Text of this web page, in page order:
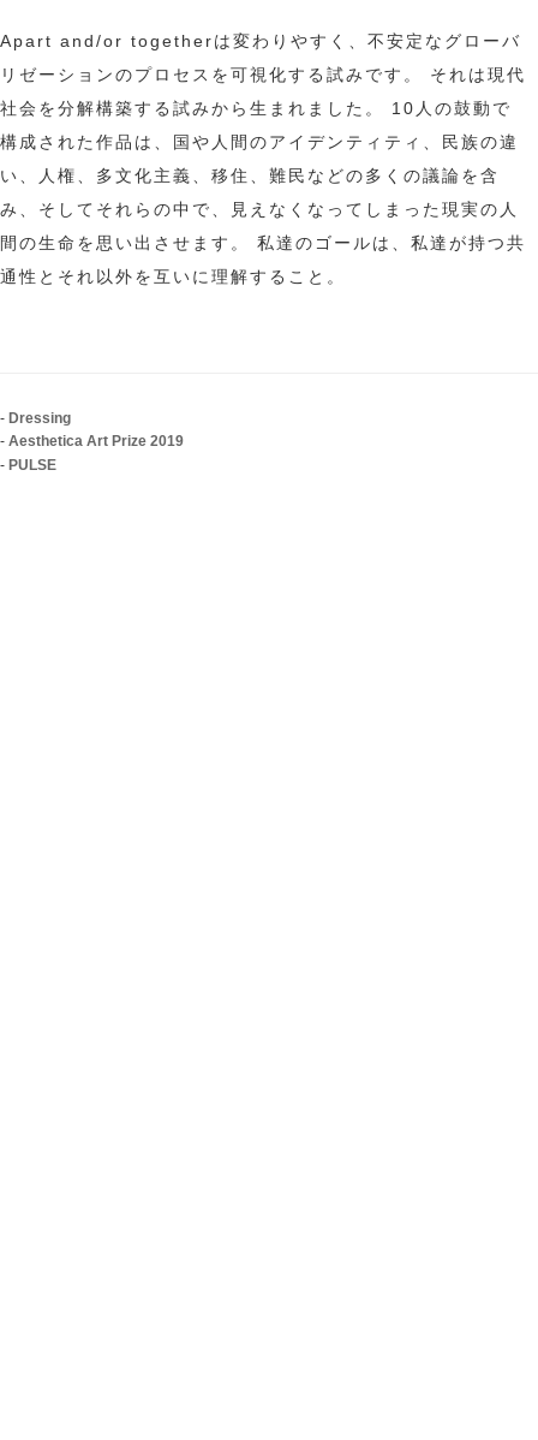
Apart and/or togetherは変わりやすく、不安定なグローバ
リゼーションのプロセスを可視化する試みです。
それは現代
社会を分解構築する試みから生まれました。
10人の鼓動で
構成された 作品は、国や人間のアイデンティティ、民族の違
い、人権、多文化主義、移住、難民などの多くの議論を含
み、そしてそれらの中で、見えなくなってしまった現実の人
間の生命を思い出させます。
私達のゴールは
、私達が持つ共
通性とそれ以外を互いに理解すること。
- Dressing
- Aesthetica Art Prize 2019
- PULSE